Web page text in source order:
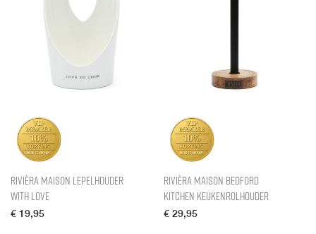
Rivièra Maison Lepelhouder
With Love
€ 19,95
Rivièra Maison Bedford
Kitchen Keukenrolhouder
€ 29,95